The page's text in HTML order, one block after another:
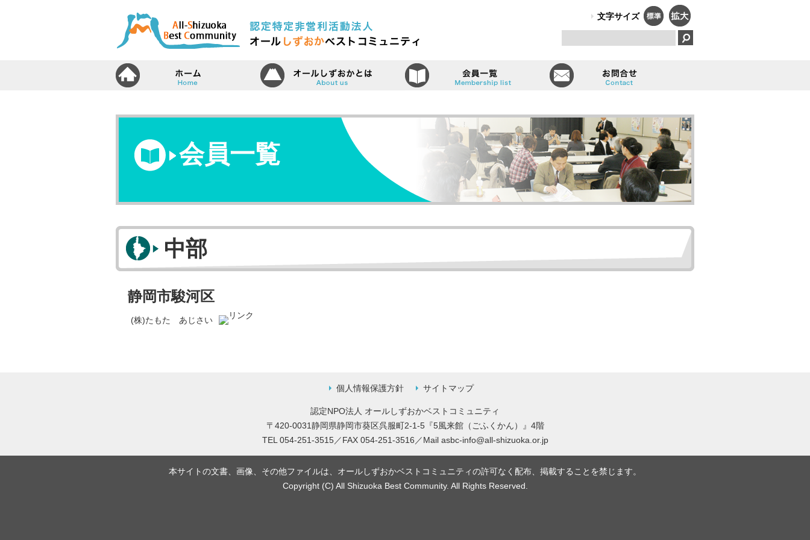
認定特定非営利活動法人（NPO法人）オールしずおかは、障害のある人のはたらく笑顔で、福祉と
文字サイズ
ホーム オールしずおかベストコミュニティとは会員一覧
会員一覧
中部
静岡市駿河区
(株)たもた あじさい
個人情報保護方針 サイトマップ
認定NPO法人 オールしずおかベストコミュニティ
〒420-0031静岡県静岡市葵区呉服町2-1-5『5風来館（ごふくかん）』4階
TEL 054-251-3515／FAX 054-251-3516／Mail asbc-info@all-shizuoka.or.jp
本サイトの文書、画像、その他ファイルは、オールしずおかベストコミュニティの許可なく配布、掲載することを禁じます。
Copyright (C) All Shizuoka Best Community. All Rights Reserved.